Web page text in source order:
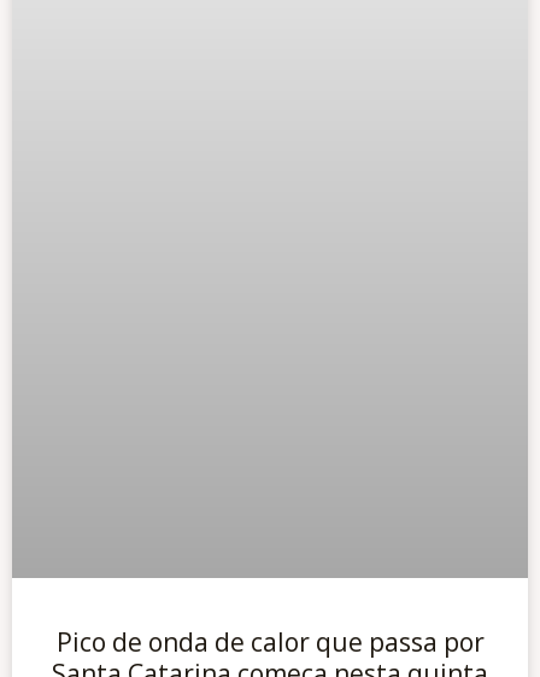
Pico de onda de calor que passa por